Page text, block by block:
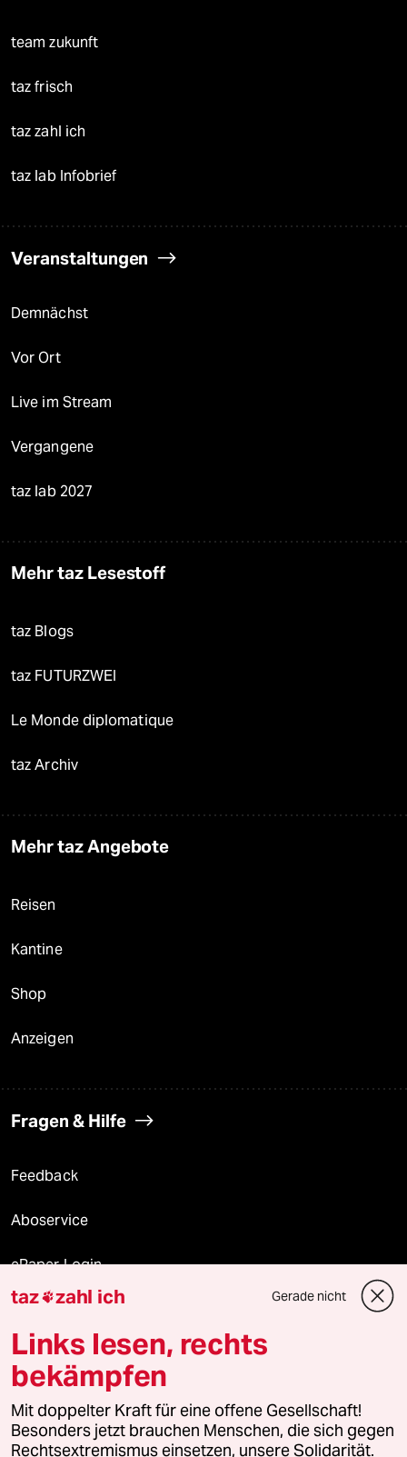
team zukunft
taz frisch
taz zahl ich
taz lab Infobrief
Veranstaltungen
Demnächst
Vor Ort
Live im Stream
Vergangene
taz lab 2027
Mehr taz Lesestoff
taz Blogs
taz FUTURZWEI
Le Monde diplomatique
taz Archiv
Mehr taz Angebote
Reisen
Kantine
Shop
Anzeigen
Fragen & Hilfe
Feedback
Aboservice
ePaper Login
Downloads für Abonnierende
© 2026 taz Verlags und Vertriebs GmbH
Alle Rechte vorbehalten. Bei rechtlichen Fragen oder für Genehmigungen
wenden Sie sich bitte an
lizenzen@taz.de
taz zahl ich Gerade nicht
Links lesen, rechts
bekämpfen
Mit doppelter Kraft für eine offene Gesellschaft!
Besonders jetzt brauchen Menschen, die sich gegen
Rechtsextremismus einsetzen, unsere Solidarität.